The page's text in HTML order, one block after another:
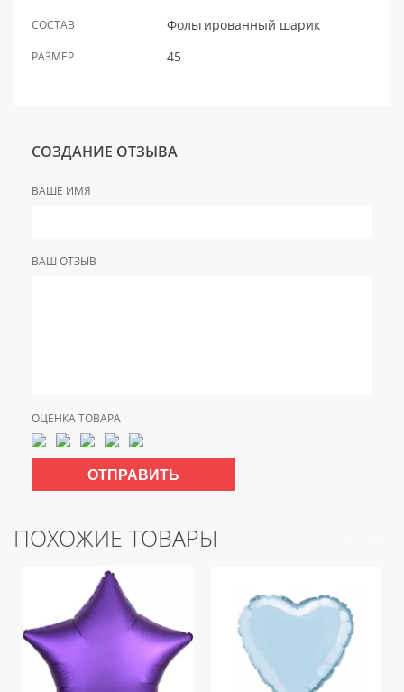
СОСТАВ Фольгированный шарик
РАЗМЕР 45
СОЗДАНИЕ ОТЗЫВА
ВАШЕ ИМЯ
ВАШ ОТЗЫВ
ОЦЕНКА ТОВАРА
ПОХОЖИЕ ТОВАРЫ